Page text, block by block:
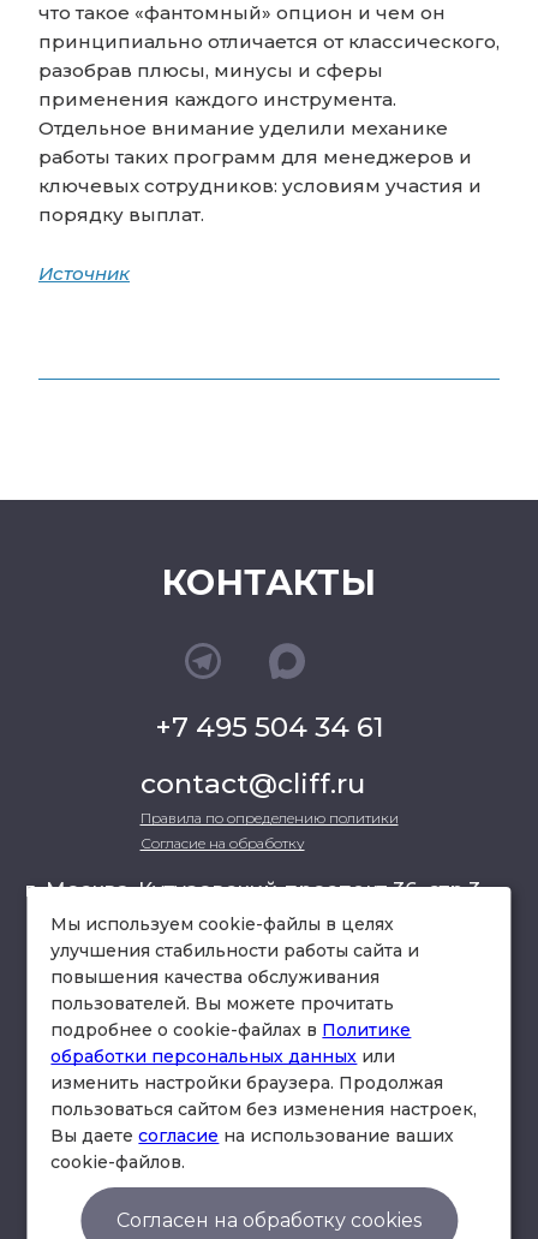
что такое «фантомный» опцион и чем он
принципиально отличается от классического,
разобрав плюсы, минусы и сферы
применения каждого инструмента.
Отдельное внимание уделили механике
работы таких программ для менеджеров и
ключевых сотрудников: условиям участия и
порядку выплат.
Источник
КОНТАКТЫ
+7 495 504 34 61
contact@cliff.ru
Правила по определению политики
Согласие на обработку
г. Москва, Кутузовский проспект 36, стр.3 ,
офис 301
схема проезда
© Юридическая фирма «Клифф».
Согласие на обработку
Мы используем cookie-файлы в целях
улучшения стабильности работы сайта и
повышения качества обслуживания
пользователей. Вы можете прочитать
подробнее о cookie-файлах в Политике
обработки персональных данных или
изменить настройки браузера. Продолжая
пользоваться сайтом без изменения настроек,
Вы даетесогласие на использование ваших
cookie-файлов.
Согласен на обработку cookies